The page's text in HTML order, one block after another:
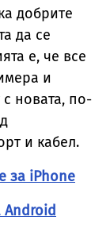
добрите
да се
е, че все
и
новата, по-
и кабел.
за iPhone
Android